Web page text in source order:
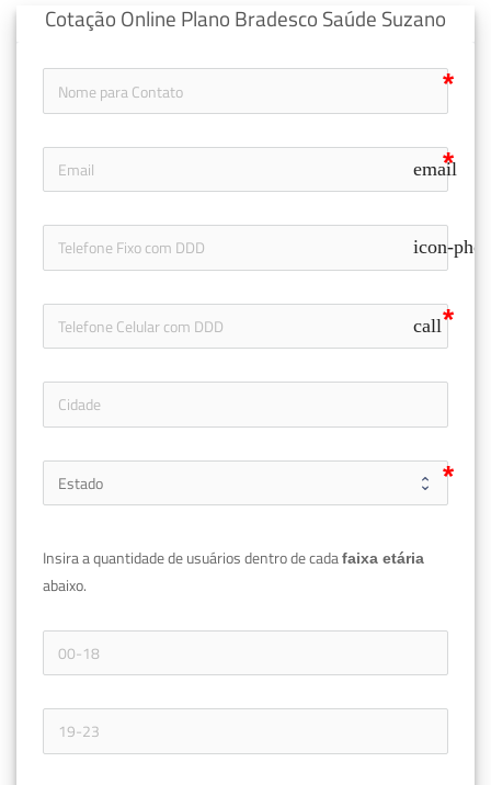
Cotação Online Plano Bradesco Saúde Suzano
email
icon-
call
Insira a quantidade de usuários dentro de cada
abaixo.